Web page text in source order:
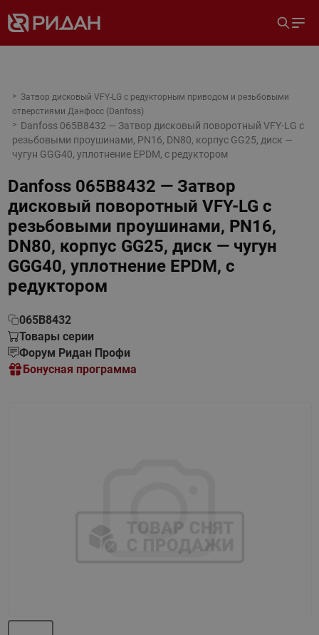
Затвор дисковый VFY-LG с редукторным приводом и резьбовыми
отверстиями Данфосс (Danfoss)
Danfoss 065B8432 — Затвор дисковый поворотный VFY-LG с
резьбовыми проушинами, PN16, DN80, корпус GG25, диск —
чугун GGG40, уплотнение EPDM, с редуктором
Danfoss 065B8432 — Затвор
дисковый поворотный VFY-LG с
резьбовыми проушинами, PN16,
DN80, корпус GG25, диск — чугун
GGG40, уплотнение EPDM, с
редуктором
065B8432
Товары серии
Форум Ридан Профи
Бонусная программа